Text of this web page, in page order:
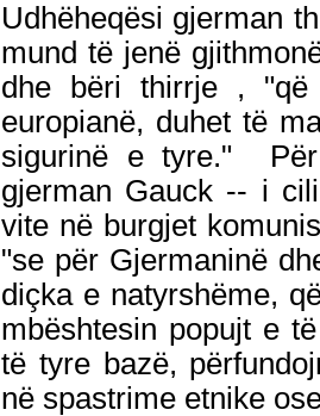
Udhëheqësi gjerman
mund të jenë
dhe bëri thirrje , "që
europianë, duhet të
sigurinë e tyre." Për
gjerman Gauck -- i
vite në burgjet
"se për Gjermaninë
diçka e natyrshëme,
mbështesin popujt e
të tyre bazë,
në spastrime etnike